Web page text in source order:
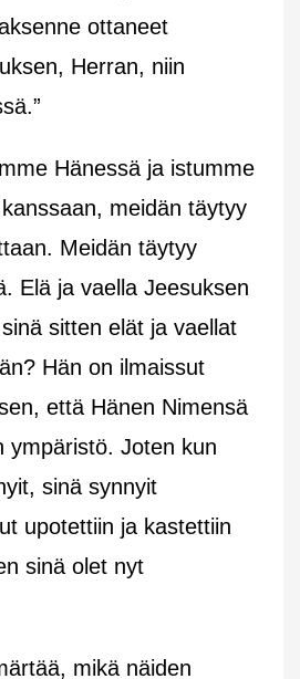
ottaneet
Herran, niin
Hänessä ja istumme
meidän täytyy
Meidän täytyy
Elä ja vaella Jeesuksen
sitten elät ja vaellat
Hän on ilmaissut
että Hänen Nimensä
ympäristö. Joten kun
sinä synnyit
upotettiin ja kastettiin
sinä olet nyt
mikä näiden